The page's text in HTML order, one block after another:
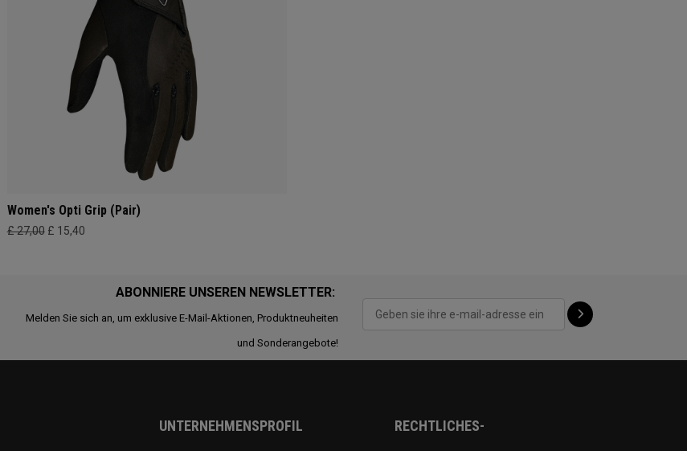
Women's Opti Grip (Pair)
£ 27,00 £ 15,40
ABONNIERE UNSEREN NEWSLETTER:
Melden Sie sich an, um exklusive E-Mail-Aktionen, Produktneuheiten
und Sonderangebote!
UNTERNEHMENSPROFIL RECHTLICHES-